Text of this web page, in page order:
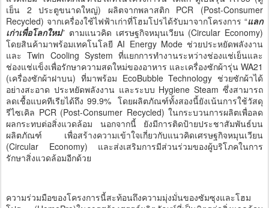
เย็น 2 ประตูขนาดใหญ่) ผลิตจากพลาสติก PCR (Post-Consumer
Recycled) จากเครื่องใช้ไฟฟ้าเก่าที่โฮมโปรได้รับมาจากโครงการ “แลก
เก่าเพื่อโลกใหม่” ตามแนวคิด เศรษฐกิจหมุนเวียน (Circular Economy)
โดยสินค้ามาพร้อมเทคโนโลยี AI Energy Mode ช่วยประหยัดพลังงาน
และ Twin Cooling System ที่แยกการทำงานระหว่างช่องแช่เย็นและ
ช่องแช่แข็งเพื่อรักษาความสดใหม่ของอาหาร และเครื่องซักผ้ารุ่น WA21
(เครื่องซักผ้าฝาบน) ที่มาพร้อม EcoBubble Technology ช่วยซักผ้าได้
อย่างสะอาด ประหยัดพลังงาน และระบบ Hygiene Steam ซึ่งสามารถ
ลดเชื้อแบคทีเรียได้ถึง 99.9% โดยผลิตภัณฑ์ทั้งสองนี้ยังเน้นการใช้วัสดุ
รีไซเคิล PCR (Post-Consumer Recycled) ในกระบวนการผลิตเพื่อลด
ผลกระทบต่อสิ่งแวดล้อม นอกจากนี้ ยังมีการติดป้ายประชาสัมพันธ์บน
ผลิตภัณฑ์ เพื่อสร้างความเข้าใจเกี่ยวกับแนวคิดเศรษฐกิจหมุนเวียน
(Circular Economy) และส่งเสริมการมีส่วนร่วมของผู้บริโภคในการ
รักษาสิ่งแวดล้อมอีกด้วย
ความร่วมมือของโครงการนี้สะท้อนถึงความมุ่งมั่นของซัมซุงและโฮม